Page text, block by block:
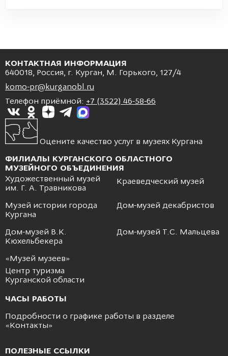
КОНТАКТНАЯ ИНФОРМАЦИЯ
640018, Россия, г. Курган, М. Горького, 127/4
komo-pr@kurganobl.ru
Телефон приёмной: +7 (3522) 46-58-66
Оцените качество услуг в музеях Кургана
ФИЛИАЛЫ КУРГАНСКОГО ОБЛАСТНОГО
МУЗЕЙНОГО ОБЪЕДИНЕНИЯ
Художественный музей
им. Г. А. Травникова
Краеведческий музей
Музей истории города
Кургана
Дом-музей декабристов
Дом-музей В.К.
Кюхельбекера
Дом-музей Т.С. Мальцева
«Музей музеев»
Центр туризма
Курганской области
ЧАСЫ РАБОТЫ
Подробности о графике работы в разделе
« Контакты»
ПОЛЕЗНЫЕ ССЫЛКИ